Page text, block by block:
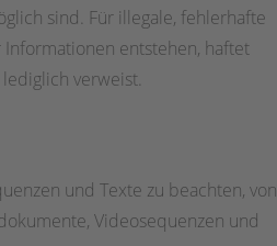
sind. Für illegale, fehlerhafte
entstehen, haftet
verweist.
und Texte zu beachten, von
Videosequenzen und